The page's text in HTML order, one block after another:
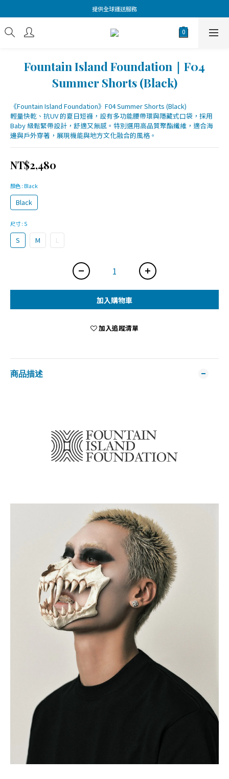
提供全球運送服務
Fountain Island Foundation｜F04
Summer Shorts (Black)
《Fountain Island Foundation》F04 Summer Shorts (Black)
輕量快乾、抗UV 的夏日短褲，設有多功能腰帶環與隱藏式口袋，採用
Baby 級鬆緊帶設計，舒適又無感。特別選用高品質聚酯纖維，適合海
邊與戶外穿著，展現機能與地方文化融合的風格。
NT$2,480
顏色 : Black
Black
尺寸: S
S M L
加入購物車
加入追蹤清單
商品描述